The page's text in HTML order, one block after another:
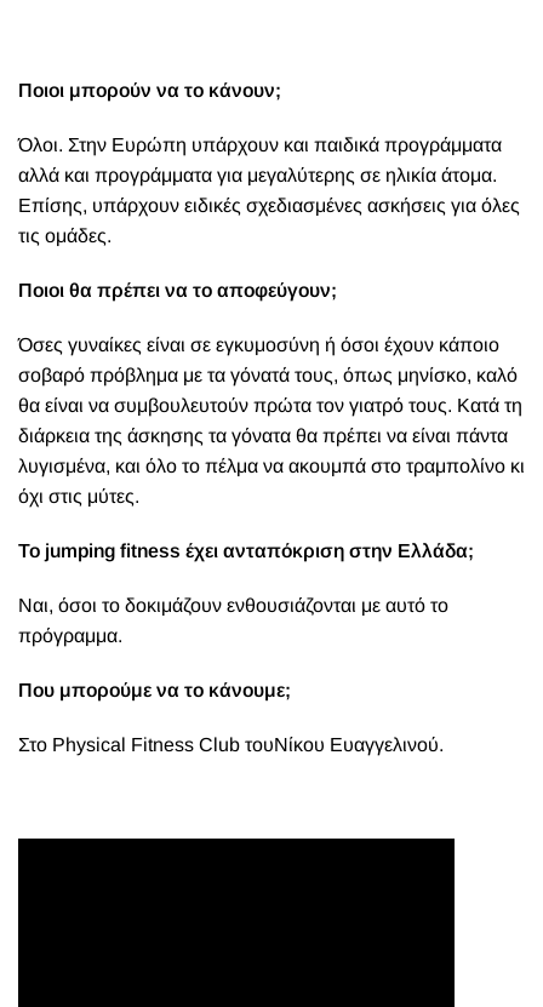
Ποιοι μπορούν να το κάνουν;
Όλοι. Στην Ευρώπη υπάρχουν και παιδικά προγράμματα
αλλά και προγράμματα για μεγαλύτερης σε ηλικία άτομα.
Επίσης, υπάρχουν ειδικές σχεδιασμένες ασκήσεις για όλες
τις ομάδες.
Ποιοι θα πρέπει να το αποφεύγουν;
Όσες γυναίκες είναι σε εγκυμοσύνη ή όσοι έχουν κάποιο
σοβαρό πρόβλημα με τα γόνατά τους, όπως μηνίσκο, καλό
θα είναι να συμβουλευτούν πρώτα τον γιατρό τους. Κατά τη
διάρκεια της άσκησης τα γόνατα θα πρέπει να είναι πάντα
λυγισμένα, και όλο το πέλμα να ακουμπά στο τραμπολίνο κι
όχι στις μύτες.
Το jumping fitness έχει ανταπόκριση στην Ελλάδα;
Ναι, όσοι το δοκιμάζουν ενθουσιάζονται με αυτό το
πρόγραμμα.
Που μπορούμε να το κάνουμε;
Στο Physical Fitness Club τουΝίκου Ευαγγελινού.